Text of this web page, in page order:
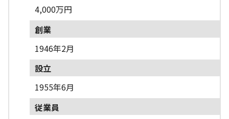
4,000万円
創業
1946年2月
設立
1955年6月
従業員